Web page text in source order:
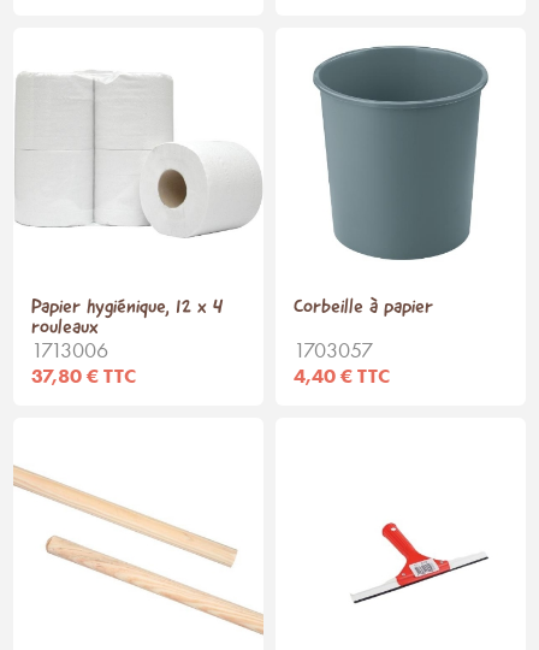
Papier hygiénique, 12 x 4
rouleaux
1713006
37,80 € TTC
Corbeille à papier
1703057
4,40 € TTC